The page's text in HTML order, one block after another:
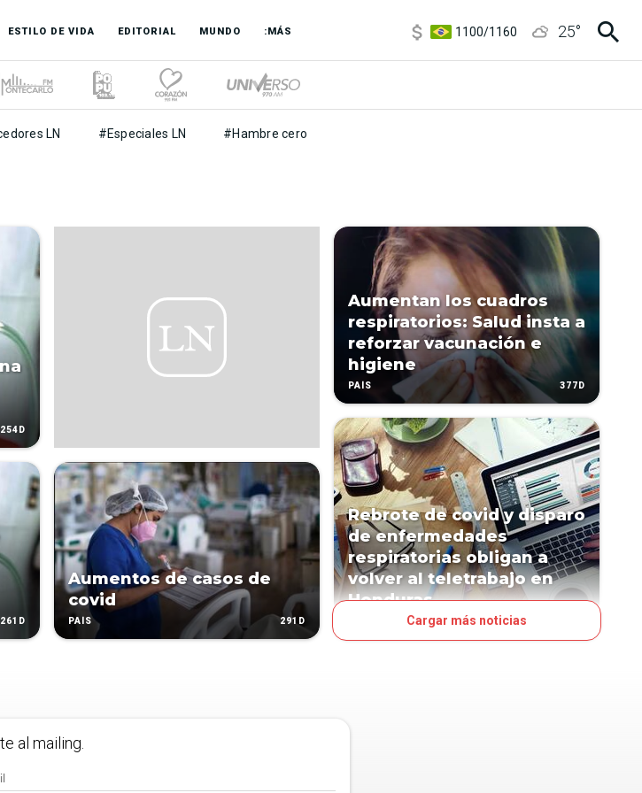
ESTILO DE VIDA EDITORIAL MUNDO :MÁS
1100/1160
25°
LN #Especiales LN #Hambre cero
254D
261D
Aumentos de casos de
covid
PAÍS 291D
Aumentan los cuadros
respiratorios: Salud insta a
reforzar vacunación e
higiene
PAÍS 377D
Rebrote de covid y disparo
de enfermedades
respiratorias obligan a
volver al teletrabajo en
Honduras
Cargar más noticias
al mailing.